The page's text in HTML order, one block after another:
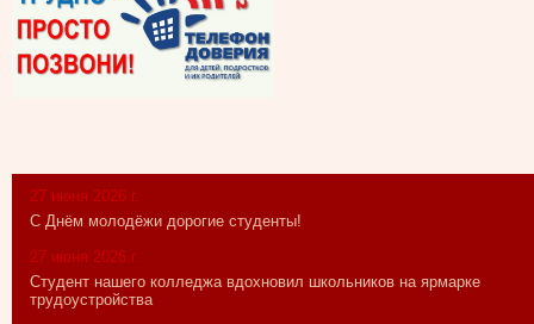
27 июня 2026 г.
С Днём молодёжи дорогие студенты!
27 июня 2026 г.
Студент нашего колледжа вдохновил школьников на ярмарке
трудоустройства